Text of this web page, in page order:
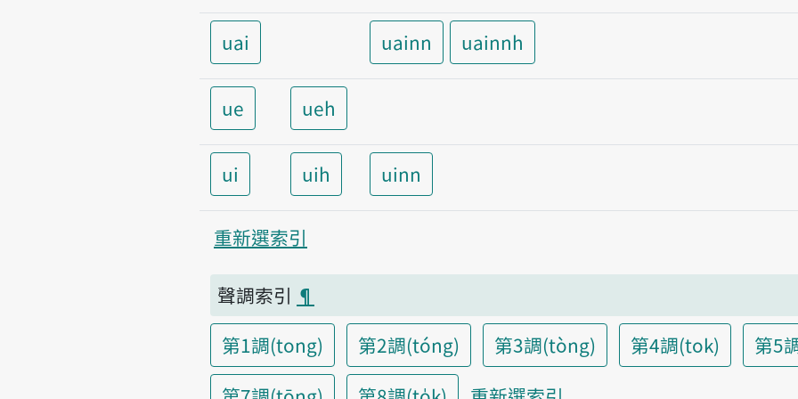
uai uainn uainnh
ue ueh
ui uih uinn
重新選索引
聲調索引 ¶
第1調(tong)
第2調(tóng) 第3調(tòng) 第4調(tok)
第5